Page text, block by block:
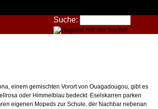
Suche:
einem gemischten Vorort von Ouagadougou, gibt es
oder Himmelblau bedeckt. Eselskarren parken
eigenen Mopeds zur Schule, der Nachbar nebenan